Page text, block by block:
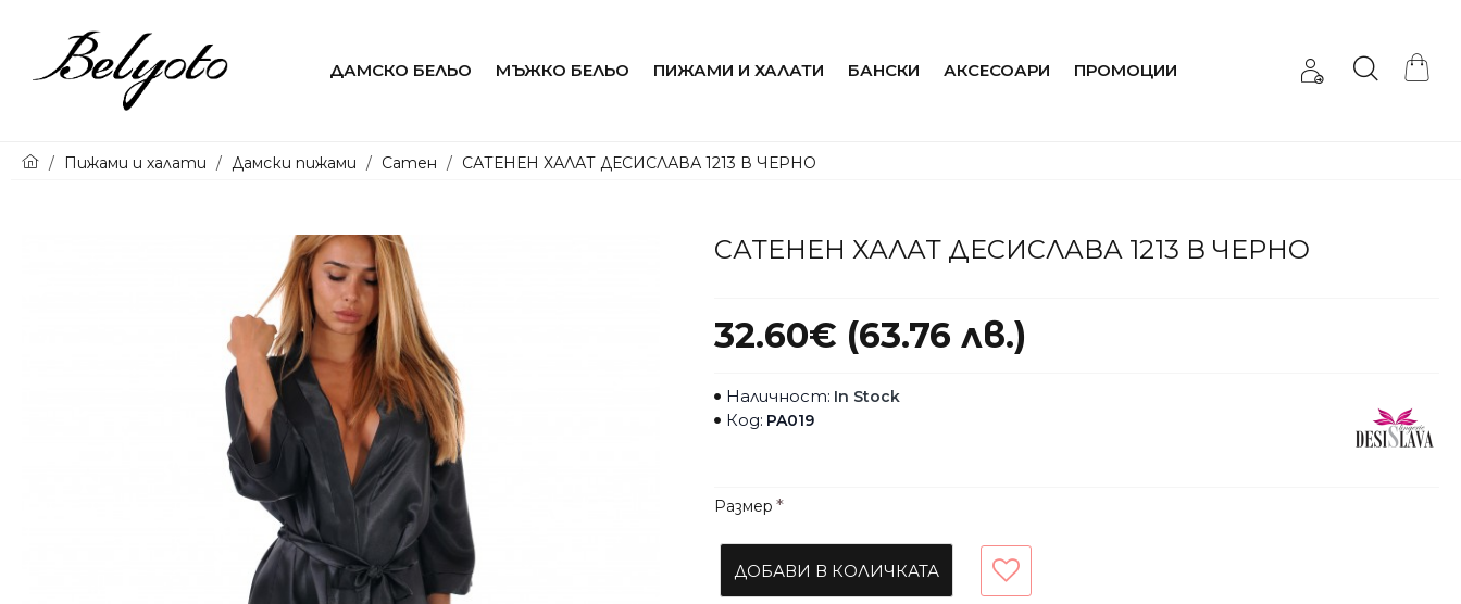
Онлайн
ДАМСКО БЕЛЬО МЪЖКО БЕЛЬО ПИЖАМИ И ХАЛАТИ БАНСКИ АКСЕСОАРИ ПРОМОЦИИ
Пижами и халати Дамски пижами Сатен САТЕНЕН ХАЛАТ ДЕСИСЛАВА 1213 В ЧЕРНО
САТЕНЕН ХАЛАТ ДЕСИСЛАВА 1213 В ЧЕРНО
Наличност: In Stock
Код: PA019
32.60€ (63.76 лв.)
Размер
ДОБАВИ В КОЛИЧКАТА